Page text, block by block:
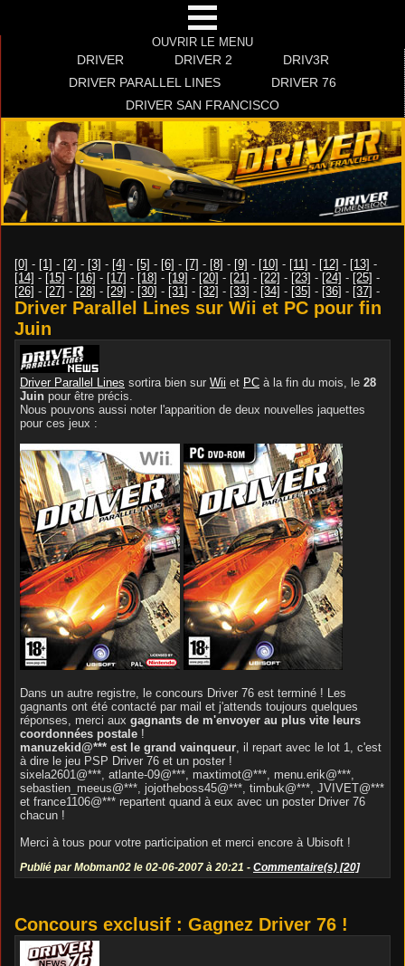
OUVRIR LE MENU
DRIVER DRIVER 2
DRIV3R
DRIVER PARALLEL LINES
DRIVER 76
DRIVER SAN FRANCISCO
[0] - [1] - [2] - [3] - [4] - [5] - [6] - [7] - [8] - [9] - [10] - [11] - [12] - [13] -
[14] - [15] - [16] - [17] - [18] - [19] - [20] - [21] - [22] - [23] - [24] - [25] -
[26] - [27] - [28] - [29] - [30] - [31] - [32] - [33] - [34] - [35] - [36] - [37] -
Driver Parallel Lines sur Wii et PC pour fin
Juin
Driver Parallel Lines sortira bien sur Wii et PC à la fin du mois, le 28
Juin pour être précis.
Nous pouvons aussi noter l'apparition de deux nouvelles jaquettes
pour ces jeux :
Dans un autre registre, le concours Driver 76 est terminé ! Les
gagnants ont été contacté par mail et j'attends toujours quelques
réponses, merci aux gagnants de m'envoyer au plus vite leurs
coordonnées postale !
manuzekid@*** est le grand vainqueur, il repart avec le lot 1, c'est
à dire le jeu PSP Driver 76 et un poster !
sixela2601@***, atlante-09@***, maxtimot@***, menu.erik@***,
sebastien_meeus@***, jojotheboss45@***, timbuk@***, JVIVET@***
et france1106@*** repartent quand à eux avec un poster Driver 76
chacun !
Merci à tous pour votre participation et merci encore à Ubisoft !
Publié par Mobman02 le 02-06-2007 à 20:21 - Commentaire(s) [20]
Concours exclusif : Gagnez Driver 76 !